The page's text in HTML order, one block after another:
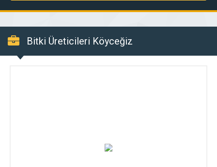
Bitki Üreticileri Köyceğiz